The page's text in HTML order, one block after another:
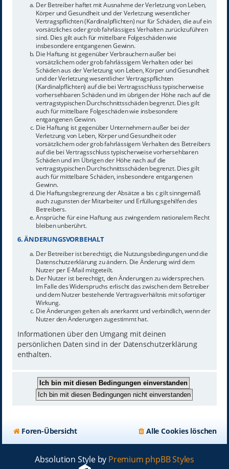
Der Betreiber haftet mit Ausnahme der Verletzung von Leben,
Körper und Gesundheit und der Verletzung wesentlicher
Vertragspflichten (Kardinalpflichten) nur für Schäden, die auf ein
vorsätzliches oder grob fahrlässiges Verhalten zurückzuführen
sind. Dies gilt auch für mittelbare Folgeschäden wie
insbesondere entgangenen Gewinn.
Die Haftung ist gegenüber Verbrauchern außer bei
vorsätzlichem oder grob fahrlässigem Verhalten oder bei
Schäden aus der Verletzung von Leben, Körper und Gesundheit
und der Verletzung wesentlicher Vertragspflichten
(Kardinalpflichten) auf die bei Vertragsschluss typischerweise
vorhersehbaren Schäden und im übrigen der Höhe nach auf die
vertragstypischen Durchschnittsschäden begrenzt. Dies gilt
auch für mittelbare Folgeschäden wie insbesondere
entgangenen Gewinn.
Die Haftung ist gegenüber Unternehmern außer bei der
Verletzung von Leben, Körper und Gesundheit oder
vorsätzlichem oder grob fahrlässigem Verhalten des Betreibers
auf die bei Vertragsschluss typischerweise vorhersehbaren
Schäden und im Übrigen der Höhe nach auf die
vertragstypischen Durchschnittsschäden begrenzt. Dies gilt
auch für mittelbare Schäden, insbesondere entgangenen
Gewinn.
Die Haftungsbegrenzung der Absätze a bis c gilt sinngemäß
auch zugunsten der Mitarbeiter und Erfüllungsgehilfen des
Betreibers.
Ansprüche für eine Haftung aus zwingendem nationalem Recht
bleiben unberührt.
6. ÄNDERUNGSVORBEHALT
Der Betreiber ist berechtigt, die Nutzungsbedingungen und die
Datenschutzerklärung zu ändern. Die Änderung wird dem
Nutzer per E-Mail mitgeteilt.
Der Nutzer ist berechtigt, den Änderungen zu widersprechen.
Im Falle des Widerspruchs erlischt das zwischen dem Betreiber
und dem Nutzer bestehende Vertragsverhältnis mit sofortiger
Wirkung.
Die Änderungen gelten als anerkannt und verbindlich, wenn der
Nutzer den Änderungen zugestimmt hat.
Informationen über den Umgang mit deinen
persönlichen Daten sind in der Datenschutzerklärung
enthalten.
Foren-Übersicht Alle Cookies löschen
Absolution Style by Premium phpBB Styles